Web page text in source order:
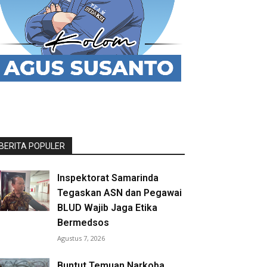
POPULER
Inspektorat Samarinda
Tegaskan ASN dan Pegawai
BLUD Wajib Jaga Etika
Bermedsos
Agustus 7, 2026